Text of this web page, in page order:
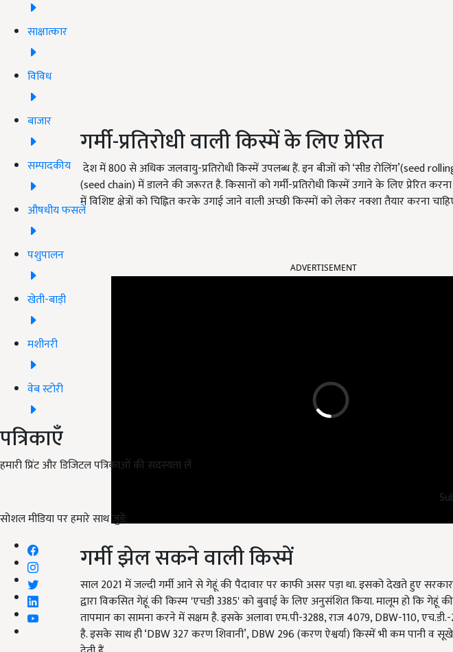
साक्षात्कार
विविध
बाजार
सम्पादकीय
औषधीय फसलें
पशुपालन
खेती-बाड़ी
मशीनरी
वेब स्टोरी
पत्रिकाएँ
हमारी प्रिंट और डिजिटल पत्रिकाओं की सदस्यता लें
सोशल मीडिया पर हमारे साथ जुड़ें:
गर्मी-प्रतिरोधी वाली किस्में के लिए प्रेरित
देश में800से अधिक जलवायु-प्रतिरोधी किस्में उपलब्ध हैं. इन बीजों को ‘सीड रोलिंग’(seed
(seed chain)में डालने की जरूरत है. किसानों को गर्मी-प्रतिरोधी किस्में उगाने के लिए प्रेरित
में विशिष्ट क्षेत्रों को चिह्नित करके उगाई जाने वाली अच्छी किस्मों को लेकर नक्शा तैयार करना
गर्मी झेल सकने वाली किस्में
साल 2021में जल्दी गर्मी आने से गेहूं की पैदावार पर काफी असर पड़ा था. इसको देखते हुए
द्वारा विकसित गेहूं की किस्म'एचडी3385'को बुवाई के लिए अनुसंशित किया. मालूम हो कि गेहूं
तापमान का सामना करने में सक्षम है. इसके अलावा एम.पी-3288,राज4079, DBW-110,एच.डी.-
है. इसके साथ ही ‘DBW 327करण शिवानी’, DBW 296 (करण ऐश्वर्या) किस्में भी कम पानी व
देती हैं.